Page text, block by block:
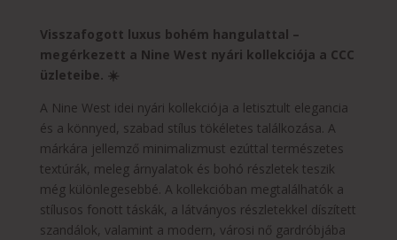
Visszafogott luxus bohém hangulattal –
megérkezett a Nine West nyári kollekciója a CCC
üzleteibe. ☀️
A Nine West idei nyári kollekciója a letisztult elegancia
és a könnyed, szabad stílus tökéletes találkozása. A
márkára jellemző minimalizmust ezúttal természetes
textúrák, meleg árnyalatok és bohó részletek teszik
még különlegesebbé. A kollekcióban megtalálhatók a
stílusos fonott táskák, a látványos részletekkel díszített
szandálok, valamint a modern, városi nő gardróbjába